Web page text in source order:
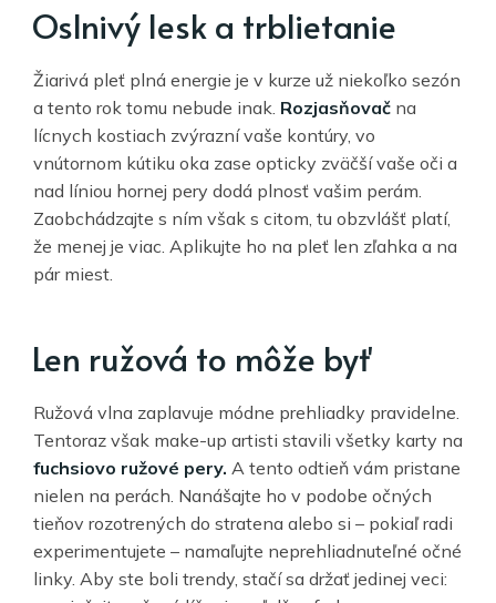
Oslnivý lesk a trblietanie
Žiarivá pleť plná energie je v kurze už niekoľko sezón
a tento rok tomu nebude inak. Rozjasňovač na
lícnych kostiach zvýrazní vaše kontúry, vo
vnútornom kútiku oka zase opticky zväčší vaše oči a
nad líniou hornej pery dodá plnosť vašim perám.
Zaobchádzajte s ním však s citom, tu obzvlášť platí,
že menej je viac. Aplikujte ho na pleť len zľahka a na
pár miest.
Len ružová to môže byť
Ružová vlna zaplavuje módne prehliadky pravidelne.
Tentoraz však make-up artisti stavili všetky karty na
fuchsiovo ružové pery. A tento odtieň vám pristane
nielen na perách. Nanášajte ho v podobe očných
tieňov rozotrených do stratena alebo si – pokiaľ radi
experimentujete – namaľujte neprehliadnuteľné očné
linky. Aby ste boli trendy, stačí sa držať jedinej veci: